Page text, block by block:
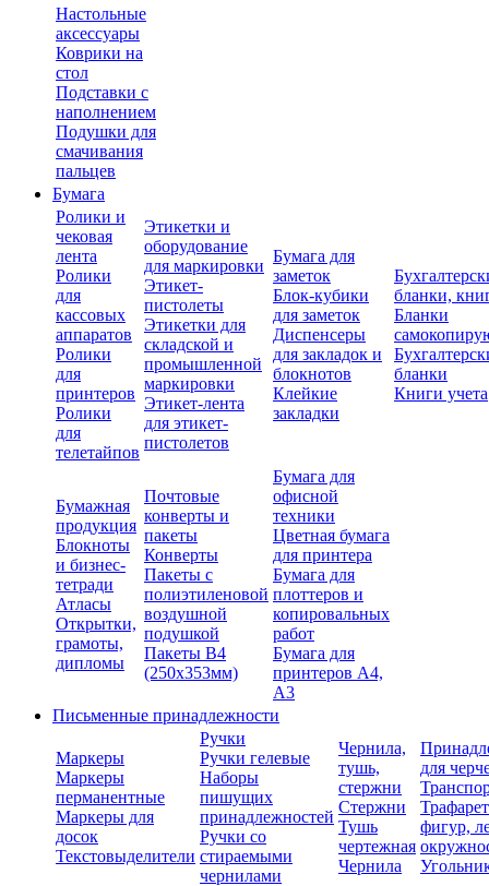
Настольные
аксессуары
Коврики на
стол
Подставки с
наполнением
Подушки для
смачивания
пальцев
Бумага
Ролики и
чековая
лента
Ролики
для
кассовых
аппаратов
Ролики
для
принтеров
Ролики
для
телетайпов
Этикетки и
оборудование
для маркировки
Этикет-
пистолеты
Этикетки для
складской и
промышленной
маркировки
Этикет-лента
для этикет-
пистолетов
Бумага для
заметок
Блок-кубики
для заметок
Диспенсеры
для закладок и
блокнотов
Клейкие
закладки
бланки,
Бланки
бланки
Книги учета
Бумажная
продукция
Блокноты
и бизнес-
тетради
Атласы
Открытки,
грамоты,
дипломы
Почтовые
конверты и
пакеты
Конверты
Пакеты с
полиэтиленовой
воздушной
подушкой
Пакеты В4
(250х353мм)
Бумага для
офисной
техники
Цветная бумага
для принтера
Бумага для
плоттеров и
копировальных
работ
Бумага для
принтеров А4,
А3
Письменные принадлежности
Маркеры
Маркеры
перманентные
Маркеры для
досок
Текстовыделители
Ручки
Ручки гелевые
Наборы
пишущих
принадлежностей
Ручки со
стираемыми
чернилами
Чернила,
тушь,
стержни
Стержни
Тушь
чертежная
Чернила
для
фигур,